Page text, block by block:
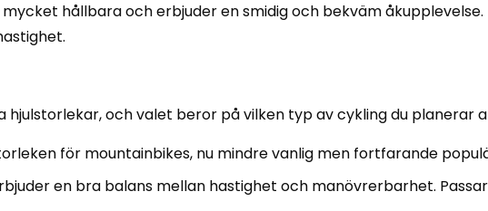
hållbara och erbjuder en smidig och bekväm
hjulstorlekar, och valet beror på vilken typ av cykling du planerar
för mountainbikes, nu mindre vanlig men fortfarande
en bra balans mellan hastighet och manövrerbarhet.